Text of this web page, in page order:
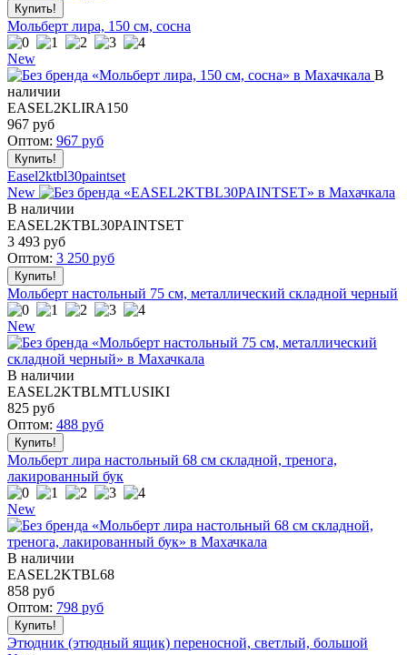
Мольберт лира, 150 см, сосна
New
В
наличии
EASEL2KLIRA150
967 руб
Оптом: 967 руб
Easel2ktbl30paintset
New
В наличии
EASEL2KTBL30PAINTSET
3 493 руб
Оптом: 3 250 руб
Мольберт настольный 75 см, металлический складной черный
New
В наличии
EASEL2KTBLMTLUSIKI
825 руб
Оптом: 488 руб
Мольберт лира настольный 68 см складной, тренога,
лакированный бук
New
В наличии
EASEL2KTBL68
858 руб
Оптом: 798 руб
Этюдник (этюдный ящик) переносной, светлый, большой